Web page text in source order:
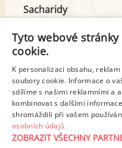
Sacharidy
z toho cukr
Tuk
z toho nas. mastné
Tyto webové
cookie.
K personalizaci obsahu,
soubory cookie. Informace o
sdílíme s našimi reklamními a
kombinovat s dalšími
shromáždili při vašem
osobních údajů
ZOBRAZIT VŠECHNY